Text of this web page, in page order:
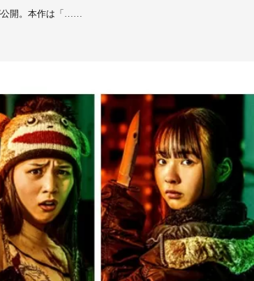
公開。本作は「……